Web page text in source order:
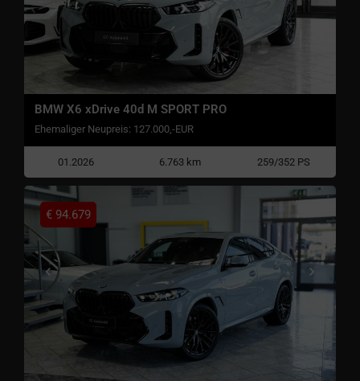
BMW X6 xDrive 40d M SPORT PRO
Ehemaliger Neupreis: 127.000,-EUR
01.2026 6.763 km 259/352 PS
€ 94.679